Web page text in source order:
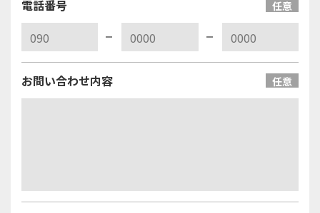
電話番号 任意
お問い合わせ内容 任意